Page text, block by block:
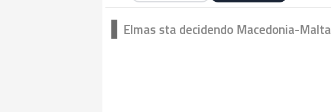
Elmas sta decidendo Macedonia-Malta